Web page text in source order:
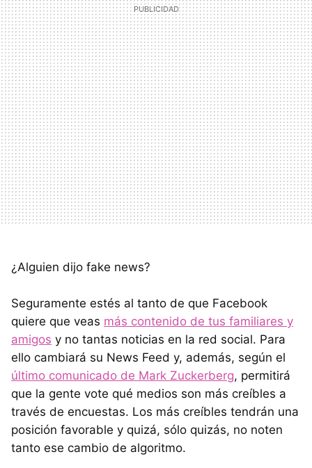
¿Alguien dijo fake news?
Seguramente estés al tanto de que Facebook
quiere que veas más contenido de tus familiares y
amigos y no tantas noticias en la red social. Para
ello cambiará su News Feed y, además, según el
último comunicado de Mark Zuckerberg, permitirá
que la gente vote qué medios son más creíbles a
través de encuestas. Los más creíbles tendrán una
posición favorable y quizá, sólo quizás, no noten
tanto ese cambio de algoritmo.